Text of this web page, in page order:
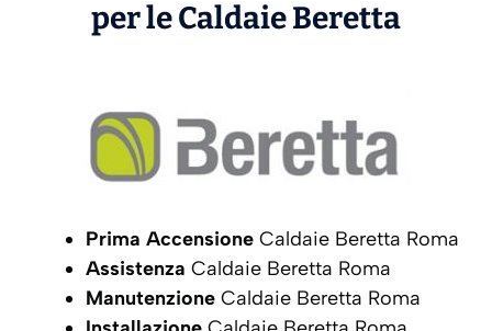
per le CaldaieBeretta
Prima Accensione Caldaie Beretta Roma
Assistenza Caldaie Beretta Roma
Manutenzione Caldaie Beretta Roma